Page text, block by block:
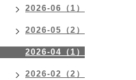
2026-06（1）
2026-05（2）
2026-04（1）
2026-02（2）